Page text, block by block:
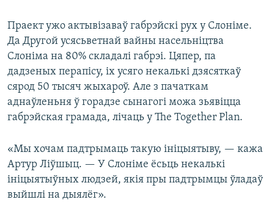
Праект ужо актывізаваў габрэйскі рух у Слоніме.
Да Другой усясьветнай вайны насельніцтва
Слоніма на 80% складалі габрэі. Цяпер, па
дадзеных перапісу, іх усяго некалькі дзясяткаў
сярод 50 тысяч жыхароў. Але з пачаткам
аднаўленьня ў горадзе сынагогі можа зьявіцца
габрэйская грамада, лічаць у The Together Plan.
«Мы хочам падтрымаць такую ініцыятыву, — кажа
Артур Ліўшыц. — У Слоніме ёсьць некалькі
ініцыятыўных людзей, якія пры падтрымцы ўладаў
выйшлі на дыялёг».